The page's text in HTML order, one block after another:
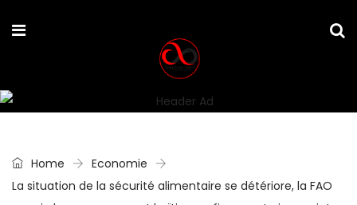
Home
Economie
La situation de la sécurité alimentaire se détériore, la FAO